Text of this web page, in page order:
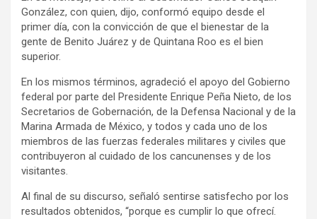
González, con quien, dijo, conformó equipo desde el
primer día, con la convicción de que el bienestar de la
gente de Benito Juárez y de Quintana Roo es el bien
superior.
En los mismos términos, agradeció el apoyo del Gobierno
federal por parte del Presidente Enrique Peña Nieto, de los
Secretarios de Gobernación, de la Defensa Nacional y de la
Marina Armada de México, y todos y cada uno de los
miembros de las fuerzas federales militares y civiles que
contribuyeron al cuidado de los cancunenses y de los
visitantes.
Al final de su discurso, señaló sentirse satisfecho por los
resultados obtenidos, “porque es cumplir lo que ofrecí.